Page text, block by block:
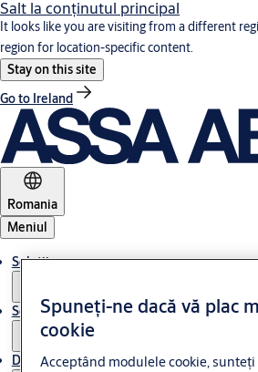
Salt la conţinutul principal
It looks like you are visiting from a different
region for location-specific content.
Stay on this site
Go to Ireland
Romania
Meniul
Soluții
Service
Despre ASSA ABLOY
Spuneți-ne dacă vă plac
cookie
Acceptând modulele cookie, sunteți